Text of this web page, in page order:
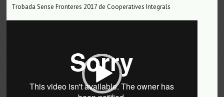
Trobada Sense Fronteres 2017 de Cooperatives Integrals